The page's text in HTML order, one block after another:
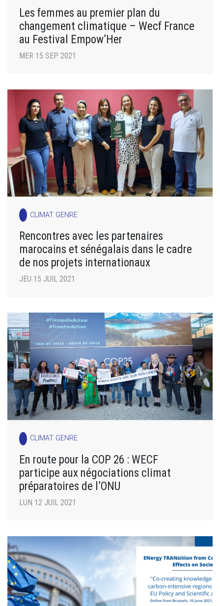
Les femmes au premier plan du
changement climatique – Wecf France
au Festival Empow’Her
MER 15 SEP 2021
CLIMAT GENRE
Rencontres avec les partenaires
marocains et sénégalais dans le cadre
de nos projets internationaux
JEU 15 JUIL 2021
CLIMAT GENRE
En route pour la COP 26 : WECF
participe aux négociations climat
préparatoires de l’ONU
LUN 12 JUIL 2021